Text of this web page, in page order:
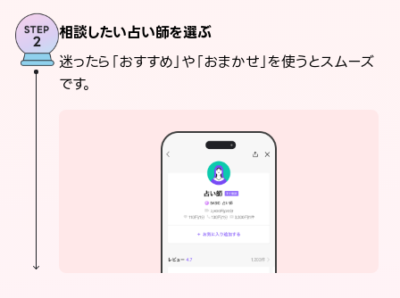
相談したい占い師を選ぶ
迷ったら「おすすめ」や「おまかせ」を使うとスムーズ
です。